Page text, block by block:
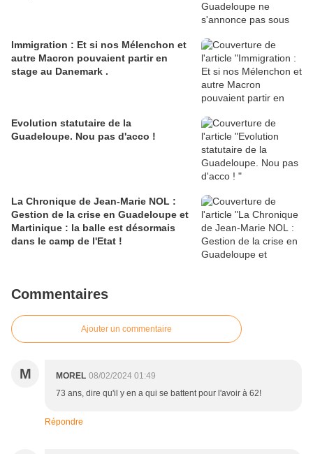
Immigration : Et si nos Mélenchon et
autre Macron pouvaient partir en
stage au Danemark .
Evolution statutaire de la
Guadeloupe. Nou pas d'acco !
La Chronique de Jean-Marie NOL :
Gestion de la crise en Guadeloupe et
Martinique : la balle est désormais
dans le camp de l'Etat !
Commentaires
Ajouter un commentaire
M MOREL 08/02/2024 01:49
73 ans, dire qu'il y en a qui se battent pour l'avoir à 62!
Répondre